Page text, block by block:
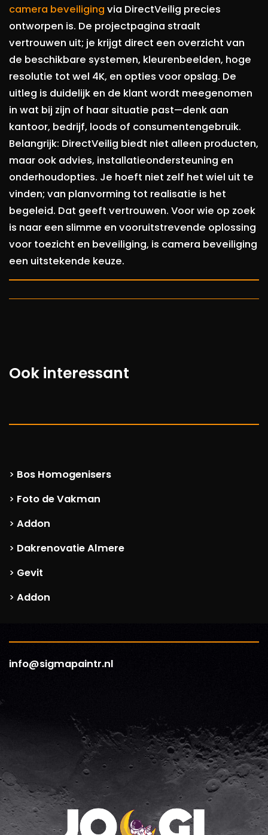
camera beveiliging via DirectVeilig precies
ontworpen is. De projectpagina straalt
vertrouwen uit; je krijgt direct een overzicht van
de beschikbare systemen, kleurenbeelden, hoge
resolutie tot wel 4K, en opties voor opslag. De
uitleg is duidelijk en de klant wordt meegenomen
in wat bij zijn of haar situatie past—denk aan
kantoor, bedrijf, loods of consumentengebruik.
Belangrijk: DirectVeilig biedt niet alleen producten,
maar ook advies, installatieondersteuning en
onderhoudopties. Je hoeft niet zelf het wiel uit te
vinden; van planvorming tot realisatie is het
begeleid. Dat geeft vertrouwen. Voor wie op zoek
is naar een slimme en vooruitstrevende oplossing
voor toezicht en beveiliging, is camera beveiliging
een uitstekende keuze.
Ook interessant
> Bos Homogenisers
> Foto de Vakman
> Addon
> Dakrenovatie Almere
> Gevit
> Addon
info@sigmapaintr.nl